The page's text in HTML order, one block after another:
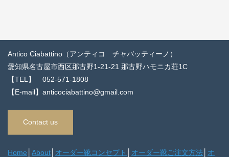
Antico Ciabattino（アンティコ チャバッティーノ）
愛知県名古屋市西区那古野1-21-21 那古野ハモニカ荘1C
【TEL】 052-571-1808
【E-mail】anticociabattino@gmail.com
Contact us
Home About オーダー靴コンセプト オーダー靴ご注文方法
オ